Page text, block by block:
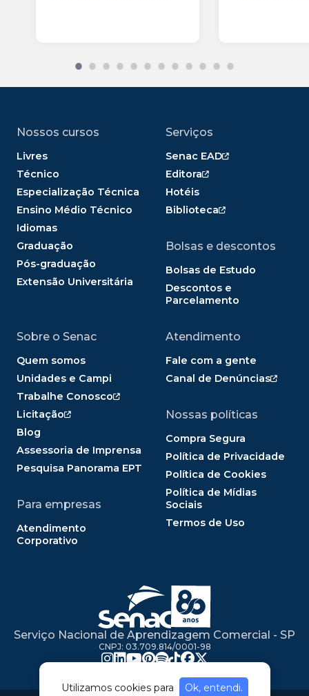
Nossos cursos
Livres
Técnico
Especialização Técnica
Ensino Médio Técnico
Idiomas
Graduação
Pós-graduação
Extensão Universitária
Serviços
Senac EAD
Editora
Hotéis
Biblioteca
Bolsas e descontos
Bolsas de Estudo
Descontos e
Parcelamento
Sobre o Senac
Quem somos
Unidades e Campi
Trabalhe Conosco
Licitação
Blog
Assessoria de Imprensa
Pesquisa Panorama EPT
Para empresas
Atendimento
Corporativo
Atendimento
Fale com a gente
Canal de Denúncias
Nossas políticas
Compra Segura
Política de Privacidade
Política de Cookies
Política de Mídias
Sociais
Termos de Uso
Serviço Nacional de Aprendizagem Comercial - SP
CNPJ: 03.709.814/0001-98
Ok, entendi.
Utilizamos cookies para